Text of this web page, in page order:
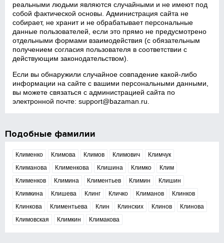
реальными людьми являются случайными и не имеют под
собой фактической основы. Администрация сайта не
собирает, не хранит и не обрабатывает персональные
данные пользователей, если это прямо не предусмотрено
отдельными формами взаимодействия (с обязательным
получением согласия пользователя в соответствии с
действующим законодательством).
Если вы обнаружили случайное совпадение какой‑либо
информации на сайте с вашими персональными данными,
вы можете связаться с администрацией сайта по
электронной почте:support@bazaman.ru
Подобные фамилии
Клименко Климова Климов Климович
Климчук
Климанова
Клименкова Клишина Климко
Клим
Клименков
Климина Климентьев Климин
Клишин
Климкина
Клишева Клинг Кличко Климанов
Клинков
Клинкова
Климентьева Клин Клинских Клинов
Клинова
Климовская
Климкин Климакова